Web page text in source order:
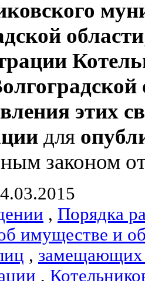
области
этих
для
законом
, Порядка
имуществе и
, замещающих
,